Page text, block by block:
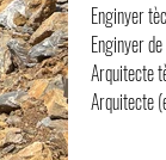
Enginyer
Enginyer
Arquitecte
Arquitecte